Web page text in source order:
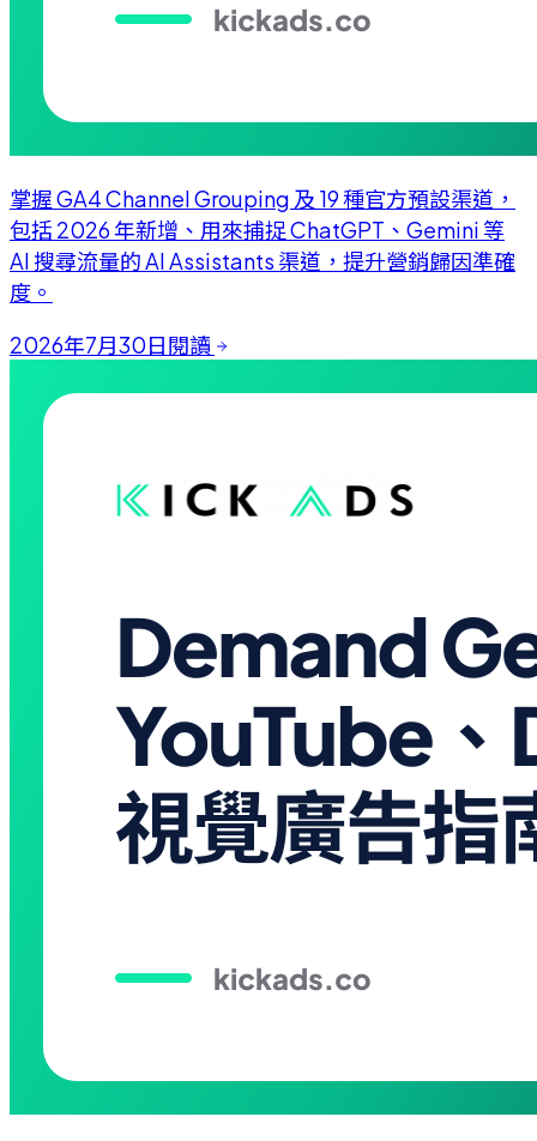
掌握 GA4 Channel Grouping 及 19 種官方預設渠道，
包括 2026 年新增、用來捕捉 ChatGPT、Gemini 等
AI 搜尋流量的 AI Assistants 渠道，提升營銷歸因準確
度。
2026年7月30日閱讀